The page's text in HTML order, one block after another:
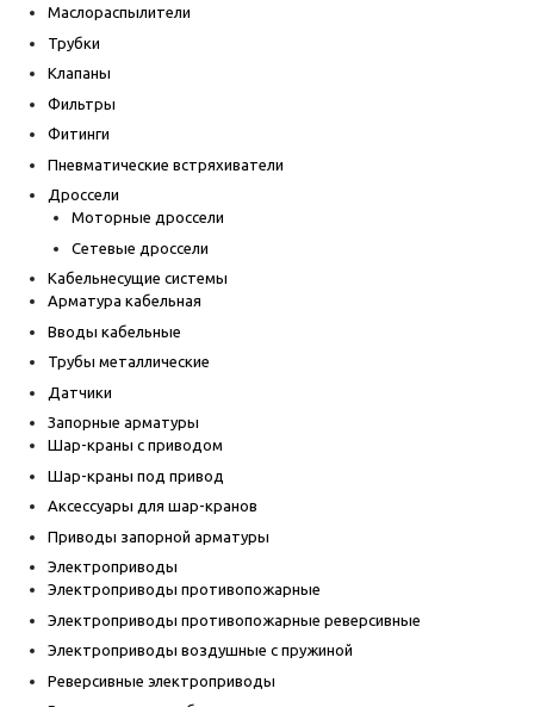
Маслораспылители
Трубки
Клапаны
Фильтры
Фитинги
Пневматические встряхиватели
Дроссели
Моторные дроссели
Сетевые дроссели
Кабельнесущие системы
Арматура кабельная
Вводы кабельные
Трубы металлические
Датчики
Запорные арматуры
Шар-краны с приводом
Шар-краны под привод
Аксессуары для шар-кранов
Приводы запорной арматуры
Электроприводы
Электроприводы противопожарные
Электроприводы противопожарные реверсивные
Электроприводы воздушные с пружиной
Реверсивные электроприводы